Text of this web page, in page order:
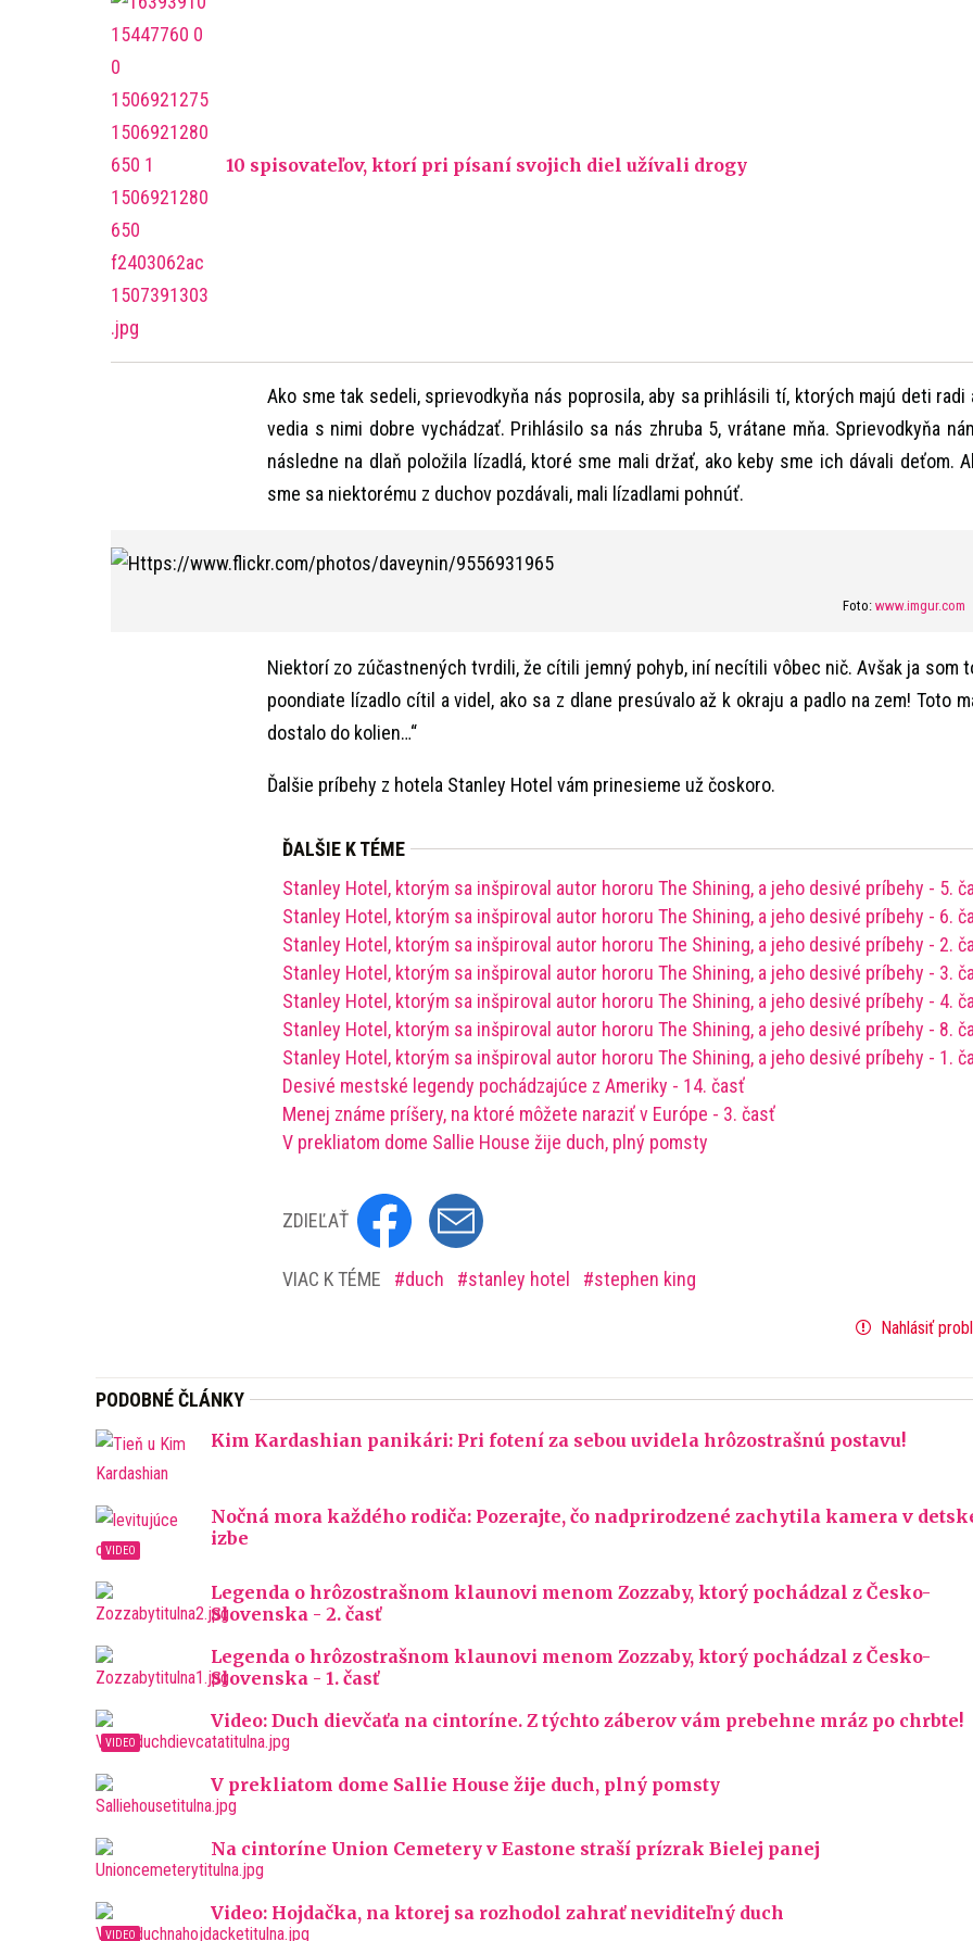
10 spisovateľov, ktorí pri písaní svojich diel užívali drogy
Ako sme tak sedeli, sprievodkyňa nás poprosila, aby sa prihlásili tí, ktorých majú deti radi
vedia s nimi dobre vychádzať. Prihlásilo sa nás zhruba 5, vrátane mňa. Sprievodkyňa
následne na dlaň položila lízadlá, ktoré sme mali držať, ako keby sme ich dávali deťom.
sme sa niektorému z duchov pozdávali, mali lízadlami pohnúť.
Foto: www.imgur.com
Niektorí zo zúčastnených tvrdili, že cítili jemný pohyb, iní necítili vôbec nič. Avšak ja som
poondiate lízadlo cítil a videl, ako sa z dlane presúvalo až k okraju a padlo na zem! Toto
dostalo do kolien…“
Ďalšie príbehy z hotela Stanley Hotel vám prinesieme už čoskoro.
ĎALŠIE K TÉME
Stanley Hotel, ktorým sa inšpiroval autor hororu The Shining, a jeho desivé príbehy - 5.
Stanley Hotel, ktorým sa inšpiroval autor hororu The Shining, a jeho desivé príbehy - 6.
Stanley Hotel, ktorým sa inšpiroval autor hororu The Shining, a jeho desivé príbehy - 2.
Stanley Hotel, ktorým sa inšpiroval autor hororu The Shining, a jeho desivé príbehy - 3.
Stanley Hotel, ktorým sa inšpiroval autor hororu The Shining, a jeho desivé príbehy - 4.
Stanley Hotel, ktorým sa inšpiroval autor hororu The Shining, a jeho desivé príbehy - 8.
Stanley Hotel, ktorým sa inšpiroval autor hororu The Shining, a jeho desivé príbehy - 1.
Desivé mestské legendy pochádzajúce z Ameriky - 14. časť
Menej známe príšery, na ktoré môžete naraziť v Európe - 3. časť
V prekliatom dome Sallie House žije duch, plný pomsty
ZDIEĽAŤ
VIAC K TÉME duch stanley hotel stephen king
Nahlásiť
PODOBNÉ ČLÁNKY
Kim Kardashian panikári: Pri fotení za sebou uvidela hrôzostrašnú postavu!
Nočná mora každého rodiča: Pozerajte, čo nadprirodzené zachytila kamera v
izbe
Legenda o hrôzostrašnom klaunovi menom Zozzaby, ktorý pochádzal z Česko-
Slovenska - 2. časť
Legenda o hrôzostrašnom klaunovi menom Zozzaby, ktorý pochádzal z Česko-
Slovenska - 1. časť
Video: Duch dievčaťa na cintoríne. Z týchto záberov vám prebehne mráz po chrbte!
V prekliatom dome Sallie House žije duch, plný pomsty
Na cintoríne Union Cemetery v Eastone straší prízrak Bielej panej
Video: Hojdačka, na ktorej sa rozhodol zahrať neviditeľný duch